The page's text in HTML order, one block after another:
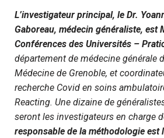
L’investigateur principal, le Dr.
Gaboreau, médecin généraliste, est
Conférences des Universités –
département de médecine générale
Médecine de Grenoble, et
recherche Covid en soins
Reacting. Une dizaine de
seront les investigateurs en charge
responsable de la méthodologie est